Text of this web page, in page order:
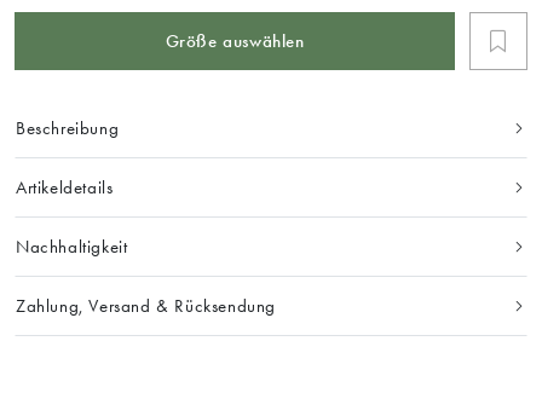
Größe auswählen
Beschreibung
Artikeldetails
Nachhaltigkeit
Zahlung, Versand & Rücksendung